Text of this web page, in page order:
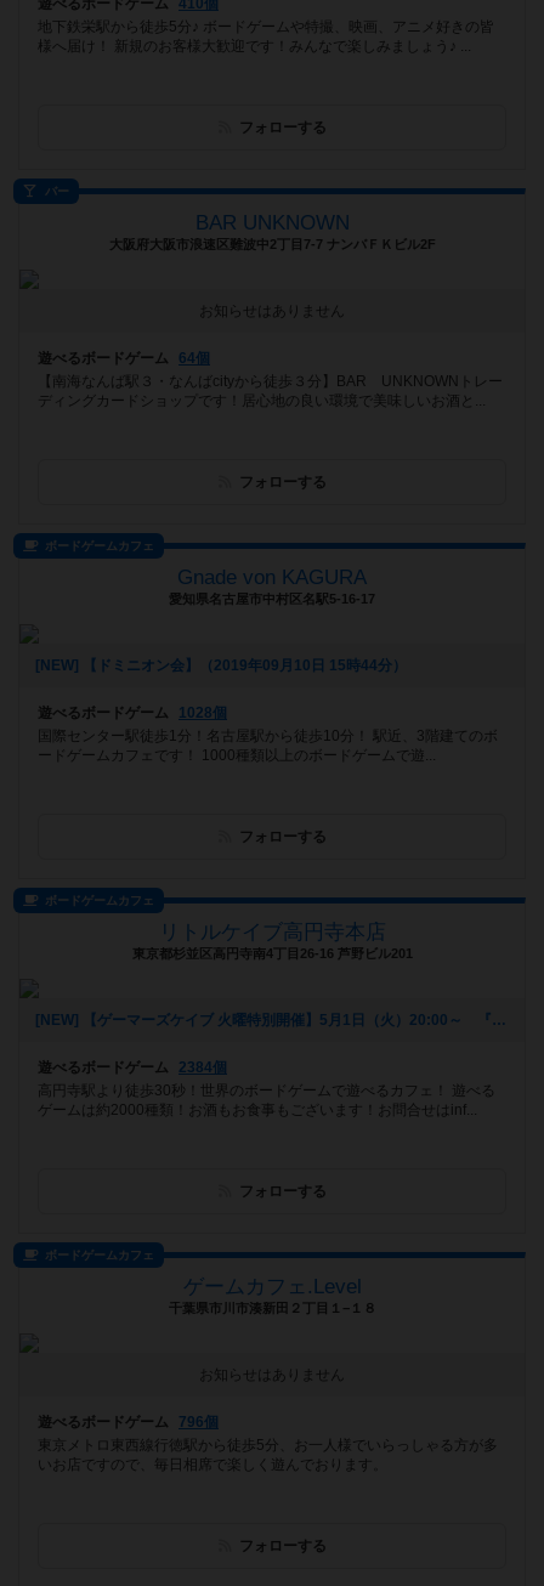
遊べるボードゲーム
410個
地下鉄栄駅から徒歩5分♪ ボードゲームや特撮、映画、アニメ好きの皆
様へ届け！ 新規のお客様大歓迎です！みんなで楽しみましょう♪ ...
フォローする
バー
BAR UNKNOWN
大阪府大阪市浪速区難波中2丁目7-7 ナンバＦＫビル2F
お知らせはありません
遊べるボードゲーム
64個
【南海なんば駅３・なんばcityから徒歩３分】BAR UNKNOWNトレー
ディングカードショップです！居心地の良い環境で美味しいお酒と...
フォローする
ボードゲームカフェ
Gnade von KAGURA
愛知県名古屋市中村区名駅5-16-17
[NEW] 【ドミニオン会】（2019年09月10日 15時44分）
遊べるボードゲーム
1028個
国際センター駅徒歩1分！名古屋駅から徒歩10分！ 駅近、3階建てのボ
ードゲームカフェです！ 1000種類以上のボードゲームで遊...
フォローする
ボードゲームカフェ
リトルケイブ高円寺本店
東京都杉並区高円寺南4丁目26-16 芦野ビル201
[NEW] 【ゲーマーズケイブ 火曜特別開催】5月1日（火）20:00～ 『ロールプレイヤー』（2018年04月22日 18時42分）
遊べるボードゲーム
2384個
高円寺駅より徒歩30秒！世界のボードゲームで遊べるカフェ！ 遊べる
ゲームは約2000種類！お酒もお食事もございます！お問合せはinf...
フォローする
ボードゲームカフェ
ゲームカフェ.Level
千葉県市川市湊新田２丁目１−１８
お知らせはありません
遊べるボードゲーム
796個
東京メトロ東西線行徳駅から徒歩5分、お一人様でいらっしゃる方が多
いお店ですので、毎日相席で楽しく遊んでおります。
フォローする